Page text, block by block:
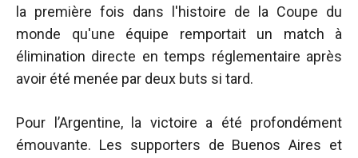
la première fois dans l'histoire de la Coupe du
monde qu'une équipe remportait un match à
élimination directe en temps réglementaire après
avoir été menée par deux buts si tard.
Pour l’Argentine, la victoire a été profondément
émouvante. Les supporters de Buenos Aires et